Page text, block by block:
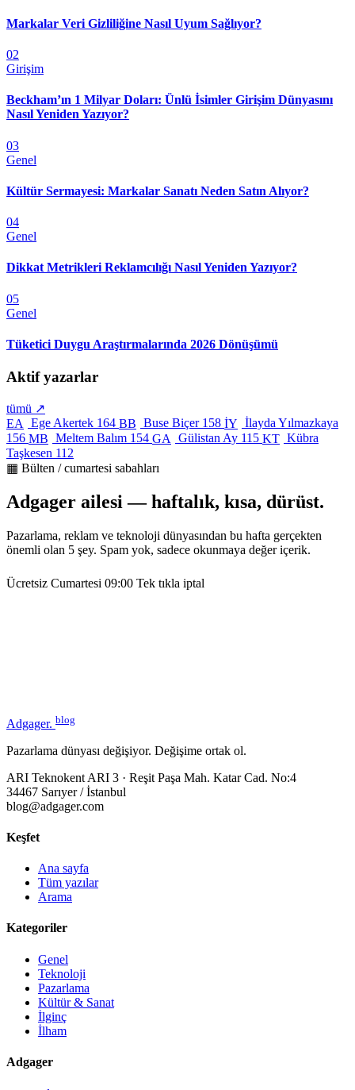
Markalar Veri Gizliliğine Nasıl Uyum Sağlıyor?
02
Girişim
Beckham’ın 1 Milyar Doları: Ünlü İsimler Girişim Dünyasını
Nasıl Yeniden Yazıyor?
03
Genel
Kültür Sermayesi: Markalar Sanatı Neden Satın Alıyor?
04
Genel
Dikkat Metrikleri Reklamcılığı Nasıl Yeniden Yazıyor?
05
Genel
Tüketici Duygu Araştırmalarında 2026 Dönüşümü
Aktif yazarlar
tümü ↗
EA
Ege Akertek 164 BB Buse Biçer 158 İY İlayda Yılmazkaya
156 MB Meltem Balım 154 GA Gülistan Ay 115 KT Kübra
Taşkesen 112
▦ Bülten / cumartesi sabahları
Adgager ailesi — haftalık, kısa, dürüst.
Pazarlama, reklam ve teknoloji dünyasından bu hafta gerçekten
önemli olan 5 şey. Spam yok, sadece okunmaya değer içerik.
Ücretsiz Cumartesi 09:00 Tek tıkla iptal
Adgager. blog
Pazarlama dünyası değişiyor. Değişime ortak ol.
ARI Teknokent ARI 3 · Reşit Paşa Mah. Katar Cad. No:4
34467 Sarıyer / İstanbul
blog@adgager.com
Keşfet
Ana sayfa
Tüm yazılar
Arama
Kategoriler
Genel
Teknoloji
Pazarlama
Kültür & Sanat
İlginç
İlham
Adgager